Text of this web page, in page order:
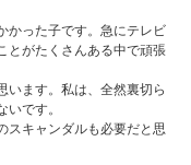
かった子です。急にテレビ
とがたくさんある中で頑張
います。私は、全然裏切ら
です。
スキャンダルも必要だと思